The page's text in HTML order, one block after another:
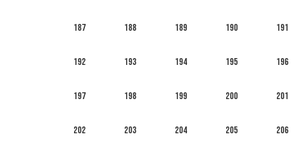
187 188 189 190 191
192 193 194 195 196
197 198 199 200 201
202 203 204 205 206